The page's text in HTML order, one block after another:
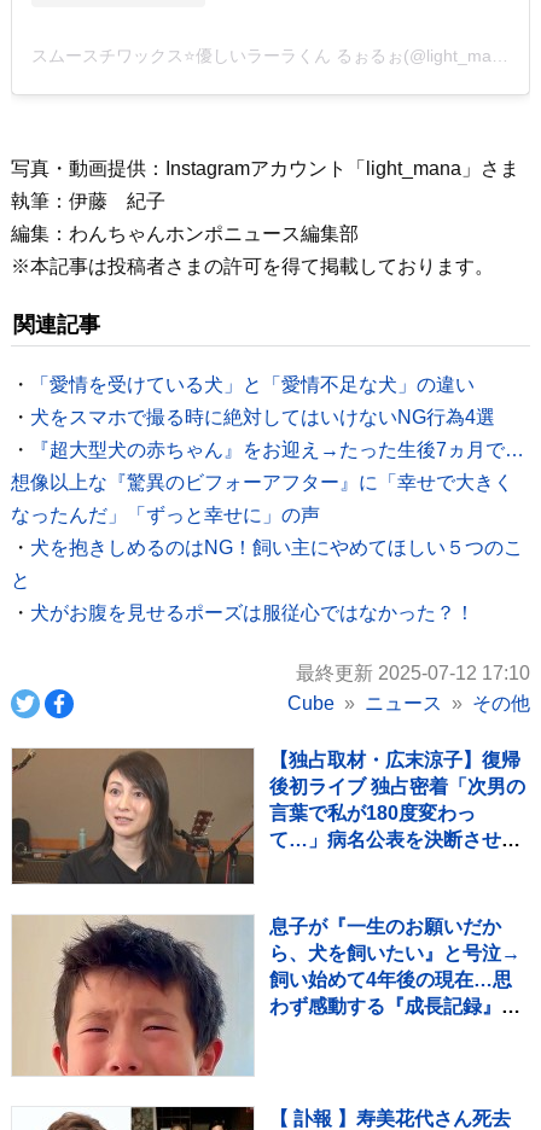
写真・動画提供：Instagramアカウント「light_mana」さま
執筆：伊藤 紀子
編集：わんちゃんホンポニュース編集部
※本記事は投稿者さまの許可を得て掲載しております。
関連記事
・
「愛情を受けている犬」と「愛情不足な犬」の違い
・ 犬をスマホで撮る時に絶対してはいけないNG行為4選
・
『超大型犬の赤ちゃん』をお迎え→たった生後7ヵ月で…
想像以上な『驚異のビフォーアフター』に「幸せで大きく
なったんだ」「ずっと幸せに」の声
・ 犬を抱きしめるのはNG！飼い主にやめてほしい５つのこ
と
・ 犬がお腹を見せるポーズは服従心ではなかった？！
最終更新 2025-07-12 17:10
Cube
ニュース その他
【独占取材・広末涼子】復帰
後初ライブ 独占密着「次男の
言葉で私が180度変わっ
て…」病名公表を決断させ
息子が『一生のお願いだか
ら、犬を飼いたい』と号泣→
飼い始めて4年後の現在…思
わず感動する『成長記録』が
【 訃報 】寿美花代さん死去